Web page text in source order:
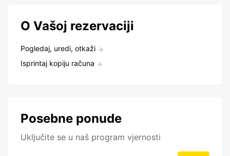
O Vašoj rezervaciji
Pogledaj, uredi, otkaži
Isprintaj kopiju računa
Posebne ponude
Uključite se u naš program vjernosti